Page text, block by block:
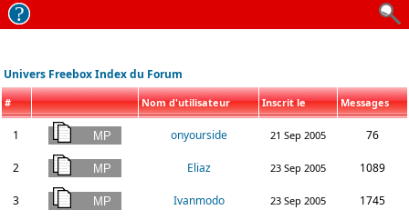
Univers Freebox Index du Forum
# Nom d'utilisateur Inscrit le Messages
1 onyourside 21 Sep 2005 76
2 Eliaz 23 Sep 2005 1089
3 Ivanmodo 23 Sep 2005 1745